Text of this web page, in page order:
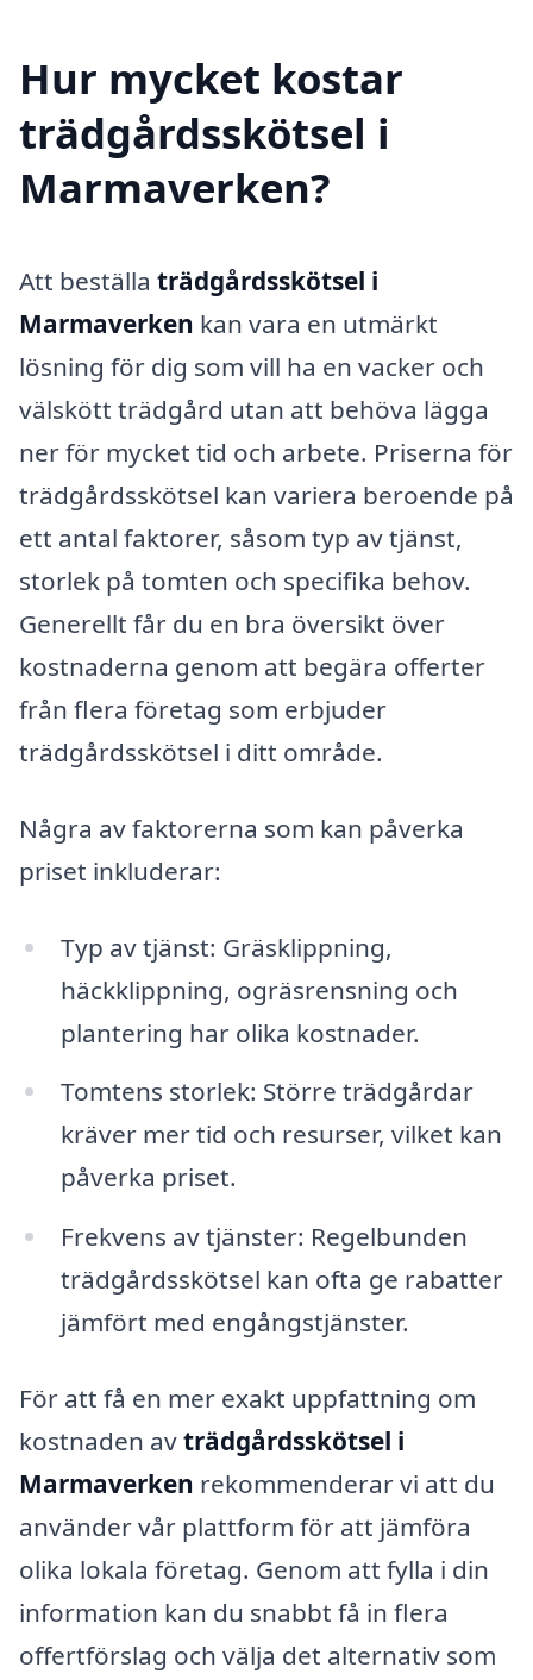
Hur mycket kostar
trädgårdsskötsel i
Marmaverken?
Att beställa trädgårdsskötsel i
Marmaverken kan vara en utmärkt
lösning för dig som vill ha en vacker och
välskött trädgård utan att behöva lägga
ner för mycket tid och arbete. Priserna för
trädgårdsskötsel kan variera beroende på
ett antal faktorer, såsom typ av tjänst,
storlek på tomten och specifika behov.
Generellt får du en bra översikt över
kostnaderna genom att begära offerter
från flera företag som erbjuder
trädgårdsskötsel i ditt område.
Några av faktorerna som kan påverka
priset inkluderar:
Typ av tjänst: Gräsklippning,
häckklippning, ogräsrensning och
plantering har olika kostnader.
Tomtens storlek: Större trädgårdar
kräver mer tid och resurser, vilket kan
påverka priset.
Frekvens av tjänster: Regelbunden
trädgårdsskötsel kan ofta ge rabatter
jämfört med engångstjänster.
För att få en mer exakt uppfattning om
kostnaden avträdgårdsskötsel i
Marmaverken rekommenderar vi att du
använder vår plattform för att jämföra
olika lokala företag. Genom att fylla i din
information kan du snabbt få in flera
offertförslag och välja det alternativ som